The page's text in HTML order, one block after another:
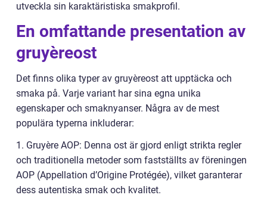
utveckla sin karaktäristiska smakprofil.
En omfattande presentation av
gruyèreost
Det finns olika typer av gruyèreost att upptäcka och
smaka på. Varje variant har sina egna unika
egenskaper och smaknyanser. Några av de mest
populära typerna inkluderar:
1. Gruyère AOP: Denna ost är gjord enligt strikta regler
och traditionella metoder som fastställts av föreningen
AOP (Appellation d’Origine Protégée), vilket garanterar
dess autentiska smak och kvalitet.